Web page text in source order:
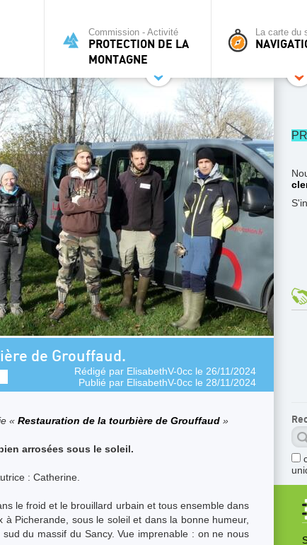
Commission - Activité
PROTECTION DE LA
MONTAGNE
La carte du
de Grouffaud.
Rédigé par ElisabethV-0cc le 26/11/2024
Publié par ElisabethV-0cc le 28/11/2024
« Restauration de la tourbière de Grouffaud »
arrosées sous le soleil.
: Catherine.
le froid et le brouillard urbain et tous ensemble dans
Picherande, sous le soleil et dans la bonne humeur,
du massif du Sancy. Vue imprenable : on ne nous